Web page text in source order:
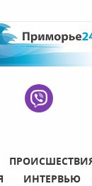
ИНТЕРВЬЮ